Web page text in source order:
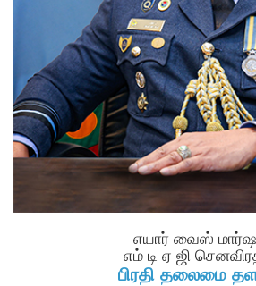
எயார் வைஸ்
எம் டி ஏ ஜி
பிரதி தலைமை